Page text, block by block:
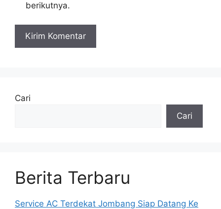
berikutnya.
Cari
Cari
Berita Terbaru
Service AC Terdekat Jombang Siap Datang Ke